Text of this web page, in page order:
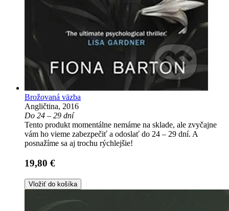
Brožovaná väzba
Angličtina, 2016
Do 24 – 29 dní
Tento produkt momentálne nemáme na sklade, ale zvyčajne
vám ho vieme zabezpečiť a odoslať do 24 – 29 dní. A
posnažíme sa aj trochu rýchlejšie!
19,80 €
Vložiť do košíka